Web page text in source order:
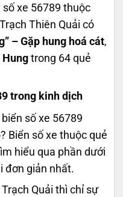
số xe 56789 thuộc
Thiên Quải có
– Gặp hung hoá cát,
Hung trong 64 quẻ
trong kinh dịch
số xe 56789
Biển số xe thuộc quẻ
hiểu qua phần dưới
đơn giản nhất.
Quải thì chỉ sự